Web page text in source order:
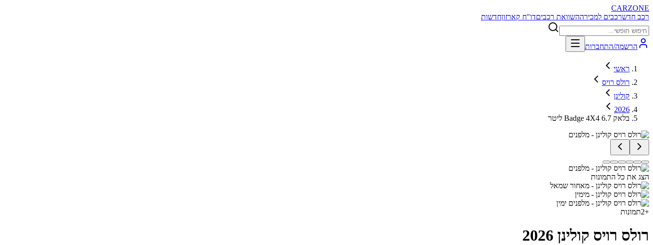
CARZONE
רכב חדשרכבים למכירההשוואת רכביםדו"ח קארזוןחדשות
הרשמה/התחברות
ראשי
רולס רויס
קולינן
2026
בלאק Badge 4X4 6.7 ליטר
הצג את כל התמונות
+
2תמונות
רולס רויס קולינן 2026